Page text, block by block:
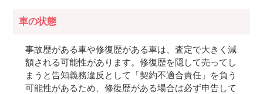
車の状態
事故歴がある車や修復歴がある車は、査定で大きく減
額される可能性があります。修復歴を隠して売ってし
まうと告知義務違反として「契約不適合責任」を負う
可能性があるため、修復歴がある場合は必ず申告して